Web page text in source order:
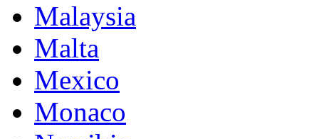
Malaysia
Malta
Mexico
Monaco